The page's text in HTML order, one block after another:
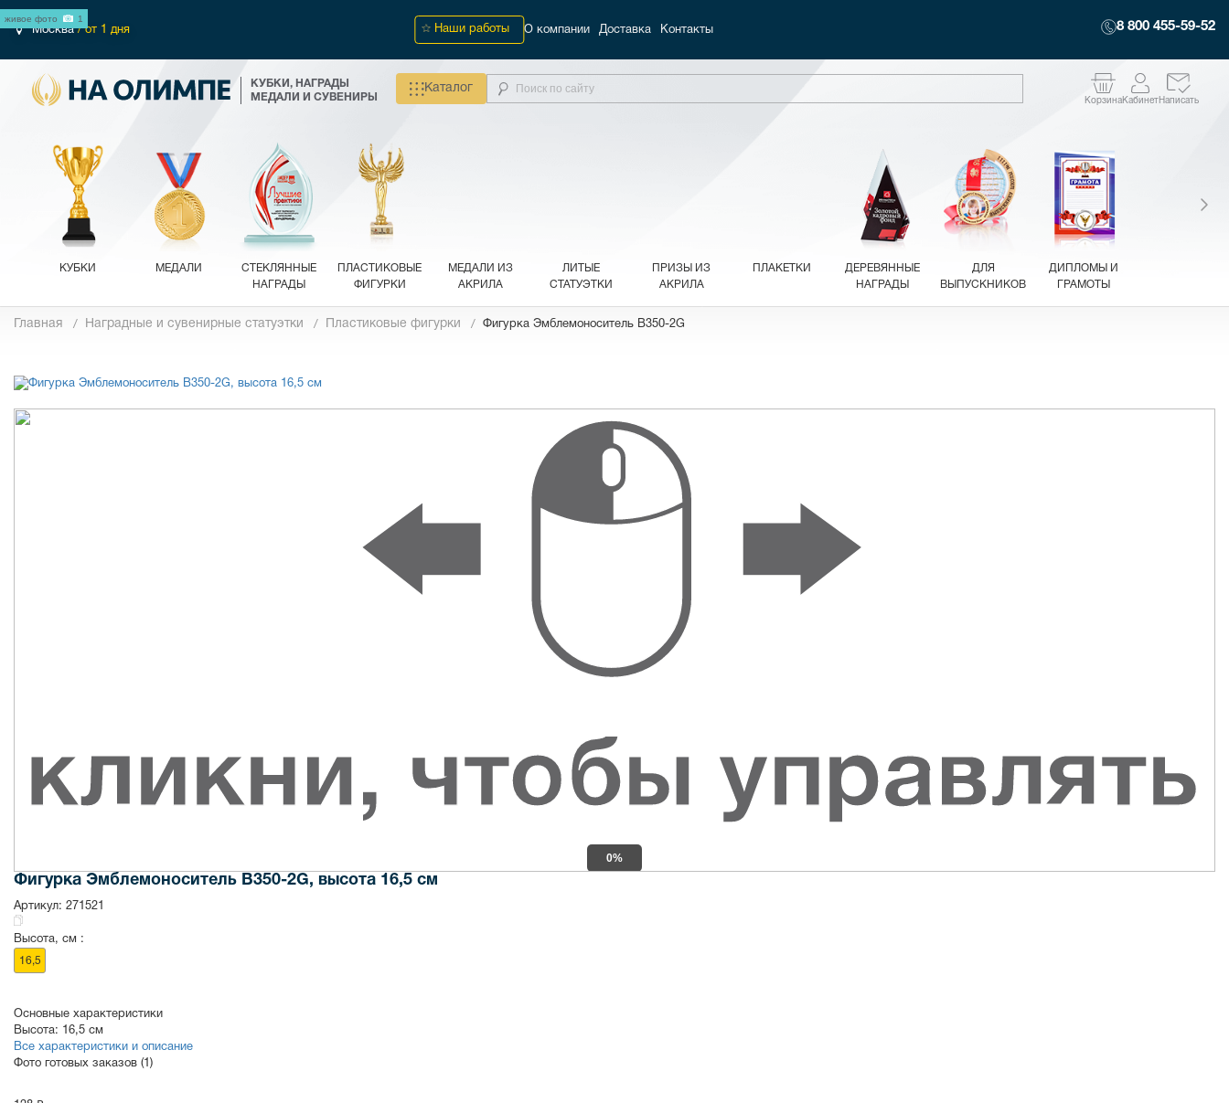
Москва/ от 1 дня Наши работы О компании Доставка Контакты 8 800 455-59-52
КУБКИ, НАГРАДЫ
МЕДАЛИ И СУВЕНИРЫ
Каталог
КорзинаКабинетНаписать
КУБКИ МЕДАЛИ
СТЕКЛЯННЫЕ
НАГРАДЫ
ПЛАСТИКОВЫЕ
ФИГУРКИ
МЕДАЛИ ИЗ
АКРИЛА
ЛИТЫЕ
СТАТУЭТКИ
ПРИЗЫ ИЗ
АКРИЛА
ПЛАКЕТКИ
ДЕРЕВЯННЫЕ
НАГРАДЫ
ДЛЯ
ВЫПУСКНИКОВ
ДИПЛОМЫ И
ГРАМОТЫ
Главная Наградные и сувенирные статуэтки Пластиковые фигурки Фигурка Эмблемоноситель B350-2G
живое фото 1
0%
Фигурка Эмблемоноситель B350-2G, высота 16,5 см
Артикул: 271521
Высота, см :
16,5
Основные характеристики
Высота: 16,5 см
Все характеристики и описание
Фото готовых заказов (1)